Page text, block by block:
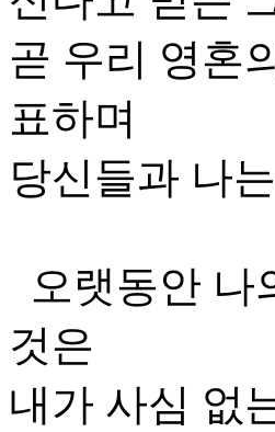
곧 우리 영혼
표하며
당신들과 나
오랫동안 나
것은
내가 사심 없